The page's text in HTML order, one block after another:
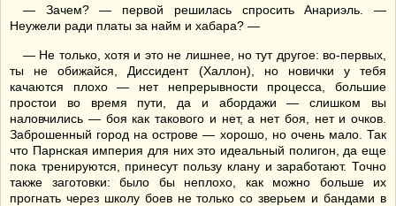
— Зачем? — первой решилась спросить Анариэль. —
Неужели ради платы за найм и хабара? —
— Не только, хотя и это не лишнее, но тут другое: во-первых,
ты не обижайся, Диссидент (Халлон), но новички у тебя
качаются плохо — нет непрерывности процесса, большие
простои во время пути, да и абордажи — слишком вы
наловчились — боя как такового и нет, а нет боя, нет и очков.
Заброшенный город на острове — хорошо, но очень мало. Так
что Парнская империя для них это идеальный полигон, да еще
пока тренируются, принесут пользу клану и заработают. Точно
также заготовки: было бы неплохо, как можно больше их
прогнать через школу боев не только со зверьем и бандами в